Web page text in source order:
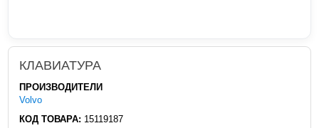
КЛАВИАТУРА
ПРОИЗВОДИТЕЛИ
Volvo
КОД ТОВАРА: 15119187